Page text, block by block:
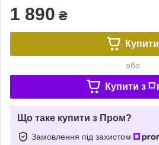
1 890 ₴
Купити
або
Купити з
Що таке купити з Пром?
Замовлення під захистом